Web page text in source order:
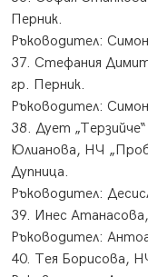
Перник.
Ръководител:
37. Стефания
гр. Перник.
Ръководител:
38. Дует
Юлианова, НЧ
Дупница.
​Ръководител:
39. Инес
Ръководител:
40. Тея Борисова,